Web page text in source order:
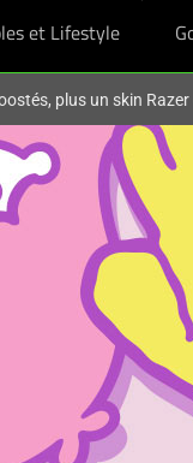
et Lifestyle
plus un skin